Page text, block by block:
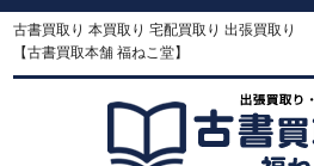
古書買取り 本買取り 宅配買取り 出張買取り
【古書買取本舗 福ねこ堂】